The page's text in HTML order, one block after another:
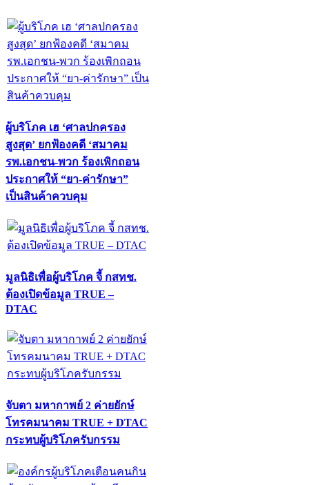
ผู้บริโภค เฮ ‘ศาลปกครอง
สูงสุด’ ยกฟ้องคดี ‘สมาคม
รพ.เอกชน-พวก ร้องเพิกถอน
ประกาศให้ “ยา-ค่ารักษา”
เป็นสินค้าควบคุม
มูลนิธิเพื่อผู้บริโภค จี้ กสทช.
ต้องเปิดข้อมูล TRUE –
DTAC
จับตา มหากาพย์ 2 ค่ายยักษ์
โทรคมนาคม TRUE + DTAC
กระทบผู้บริโภครับกรรม